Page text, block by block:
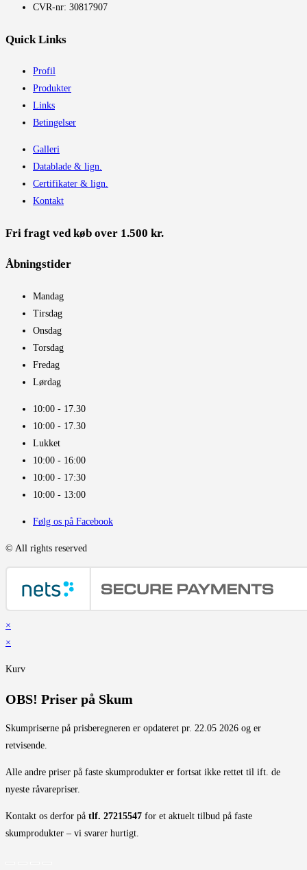
CVR-nr: 30817907
Quick Links
Profil
Produkter
Links
Betingelser
Galleri
Datablade & lign.
Certifikater & lign.
Kontakt
Fri fragt ved køb over 1.500 kr.
Åbningstider​
Mandag
Tirsdag
Onsdag
Torsdag
Fredag
Lørdag
10:00 - 17.30​
10:00 - 17.30​
Lukket
10:00 - 16:00​
10:00 - 17:30
10:00 - 13:00
Følg os på Facebook
© All rights reserved
×
×
Kurv
OBS! Priser på Skum
Skumpriserne på prisberegneren er opdateret pr. 22.05 2026 og er
retvisende.
Alle andre priser på faste skumprodukter er fortsat ikke rettet til ift. de
nyeste råvarepriser.
Kontakt os derfor på tlf. 27215547 for et aktuelt tilbud på faste
skumprodukter – vi svarer hurtigt.